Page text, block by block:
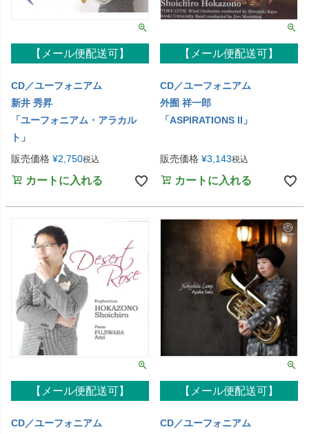
【メール便配送可】
CD／ユーフォニアム
新井 秀昇
「ユーフォニアム・アラカル
ト」
販売価格 ¥2,750税込
カートに入れる
【メール便配送可】
CD／ユーフォニアム
外囿 祥一郎
「ASPIRATIONS II」
販売価格 ¥3,143税込
カートに入れる
【メール便配送可】
CD／ユーフォニアム
【メール便配送可】
CD／ユーフォニアム